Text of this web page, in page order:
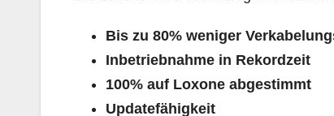
Bis zu 80% weniger
Inbetriebnahme in Rekordzeit
100% auf Loxone abgestimmt
Updatefähigkeit